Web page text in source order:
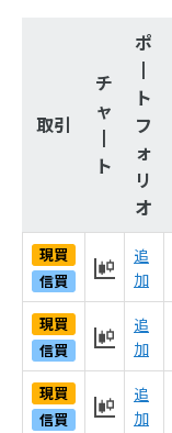
取引
チ
ャ
┃
ト
ポ
┃
ト
フ
ォ
リ
オ
現買
信買
追
加
現買
信買
追
加
現買
信買
追
加